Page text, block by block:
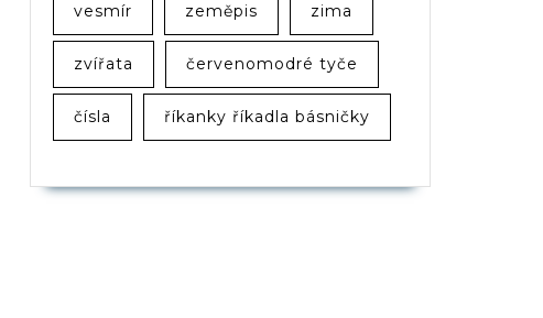
vesmír zeměpis zima
zvířata červenomodré tyče
čísla říkanky říkadla básničky